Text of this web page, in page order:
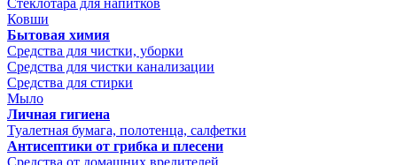
Стеклотара для напитков
Ковши
Бытовая химия
Средства для чистки, уборки
Средства для чистки канализации
Средства для стирки
Мыло
Личная гигиена
Туалетная бумага, полотенца, салфетки
Антисептики от грибка и плесени
Средства от домашних вредителей